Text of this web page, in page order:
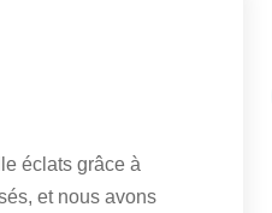
éclats grâce à
et nous avons